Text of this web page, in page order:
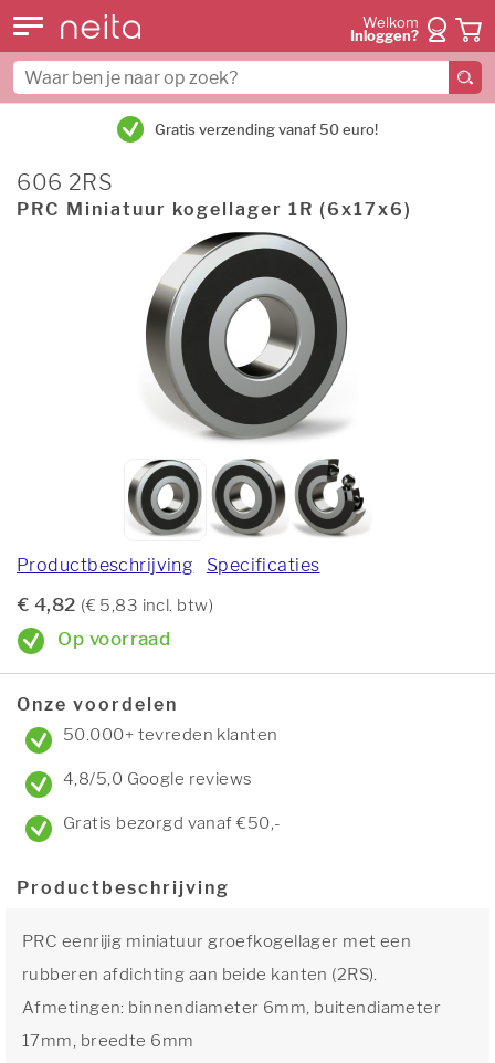
Welkom
Inloggen?
Gratis verzending vanaf 50 euro!
606 2RS
PRC Miniatuur kogellager 1R (6x17x6)
Productbeschrijving Specificaties
€ 4,82 (€ 5,83 incl. btw)
Op voorraad
Onze voordelen
50.000+ tevreden klanten
4,8/5,0 Google reviews
Gratis bezorgd vanaf €50,-
Productbeschrijving
PRC eenrijig miniatuur groefkogellager met een
rubberen afdichting aan beide kanten (2RS).
Afmetingen: binnendiameter 6mm, buitendiameter
17mm, breedte 6mm